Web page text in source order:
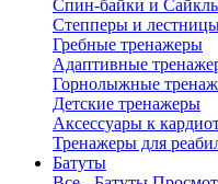
Спин-байки и
Степперы и
Гребные тренажеры
Адаптивные
Горнолыжные
Детские тренажеры
Аксессуары к
Тренажеры для
Батуты